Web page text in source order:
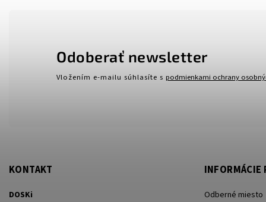
KONTAKT
DOSKi
INFORMÁCIE
Odberné miesto
Odoberať newsletter
Vložením e-mailu súhlasíte s podmienkami ochrany